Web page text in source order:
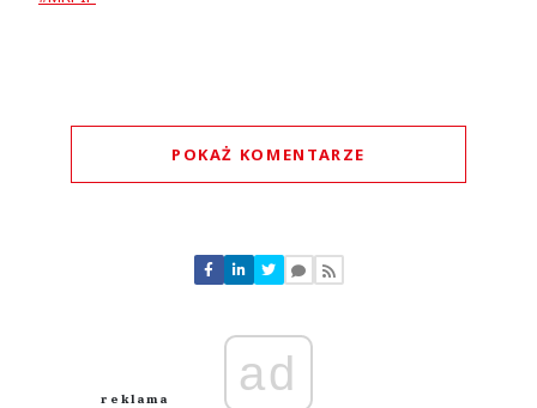
POKAŻ KOMENTARZE
Nie znaleziono komentarzy
Zostaw swoje komentarze
Anuluj
ad